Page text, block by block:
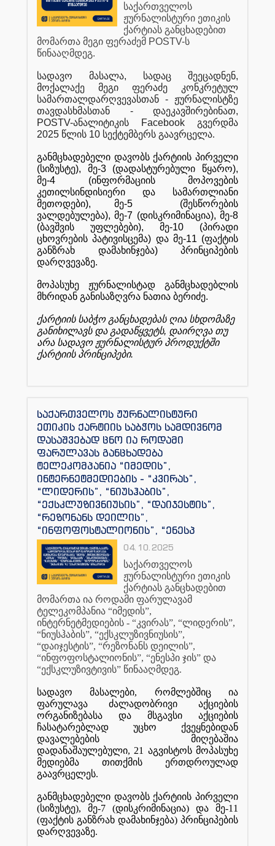
საქართველოს
ჟურნალისტური ეთიკის
ქარტიას განცხადებით
მომართა მეგი ფერაძემ POSTV-ს
წინააღმდეგ.
სადავო მასალა, სადაც შეეცადნენ,
მოქალაქე
მეგი ფერაძე
კონკრეტულ
სამართალდარღვევასთან -
ჟურნალისტზე
თავდასხმასთან
- დაეკავშირებინათ,
POSTV-ანალიტიკის Facebook
გვერდმა
2025 წლის 10 სექტემბერს გაავრცელა.
განმცხადებელი დავობს ქარტიის პირველი
(სიზუსტე), მე-3 (დადასტურებული წყარო),
მე-4 (ინფორმაციის
მოპოვების
კეთილსინდისიერი
და
სამართლიანი
მეთოდები), მე-5 (შესწორების
ვალდებულება), მე-7 (დისკრიმინაცია), მე-8
(ბავშვის უფლებები), მე-10 (პირადი
ცხოვრების პატივისცემა) და მე-11 (ფაქტის
განზრახ
დამახინჯება)
პრინციპების
დარღვევაზე.
მოპასუხე ჟურნალისტად
განმცხადებლის
მხრიდან განისაზღვრა ნათია ბერიძე.
ქარტიის საბჭო განცხადებას ღია სხდომაზე
განიხილავს და გადაწყვეტს, დაირღვა თუ
არა სადავო ჟურნალისტურ პროდუქტში
ქარტიის პრინციპები.
საქართველოს ჟურნალისტური
ეთიკის ქარტიის საბჭოს სამდივნომ
დასაშვებად ცნო ია როდამი
ფარულავას განცხადება
ტელეკომპანია “იმედის”,
ინტერნეტმედიების - “კვირას”,
“ლიდერის”, “ნიუსჰაბის”,
“ექსკლუზივნიუსის”, “დაიჯესტის”,
“რეზონანს დეილის”,
“ინფოფოსტალიონის”, “ენესპ
04.10.2025
საქართველოს
ჟურნალისტური ეთიკის
ქარტიას განცხადებით
მომართა ია როდამი ფარულავამ
ტელეკომპანია “იმედის”,
ინტერნეტმედიების - “კვირას”, “ლიდერის”,
“ნიუსჰაბის”, “ექსკლუზივნიუსის”,
“დაიჯესტის”, “რეზონანს დეილის”,
“ინფოფოსტალიონის”, “ენესპი ჯის” და
“ექსკლუზივტივის” წინააღმდეგ.
სადავო მასალები, რომლებშიც
ია
ფარულავა
ძალადობრივი
აქციების
ორგანიზებასა
და მსგავსი
აქციების
ჩასატარებლად
უცხო
ქვეყნებიდან
დავალებების
მიღებაშია
დადანაშაულებული, 21 აგვისტოს მოპასუხე
მედიებმა
თითქმის
ერთდროულად
გაავრცელეს.
განმცხადებელი დავობს ქარტიის პირველი
(სიზუსტე), მე-7 (დისკრიმინაცია) და მე-11
(ფაქტის განზრახ დამახინჯება) პრინციპების
დარღვევაზე.